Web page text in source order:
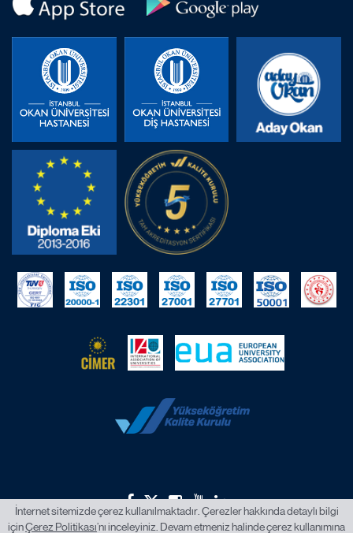
İnternet sitemizde çerez kullanılmaktadır. Çerezler hakkında detaylı bilgi
içinÇerez Politikası’nı inceleyiniz. Devam etmeniz halinde çerez kullanımına